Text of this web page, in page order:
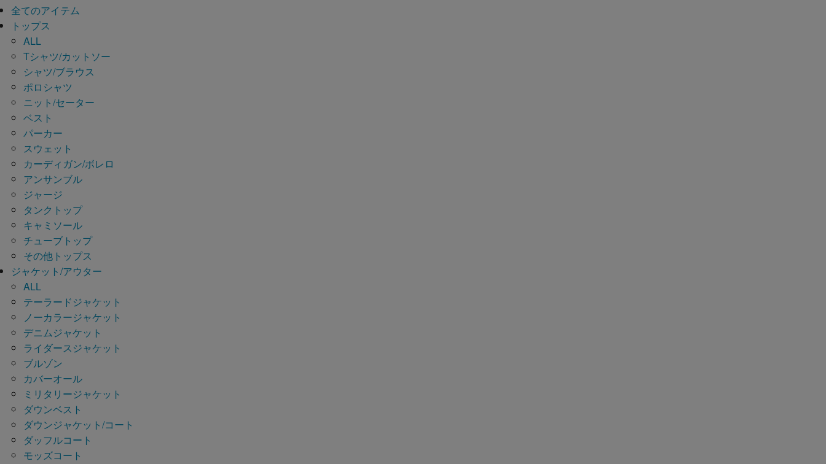
全てのアイテム
トップス
ALL
Tシャツ/カットソー
シャツ/ブラウス
ポロシャツ
ニット/セーター
ベスト
パーカー
スウェット
カーディガン/ボレロ
アンサンブル
ジャージ
タンクトップ
キャミソール
チューブトップ
その他トップス
ジャケット/アウター
ALL
テーラードジャケット
ノーカラージャケット
デニムジャケット
ライダースジャケット
ブルゾン
カバーオール
ミリタリージャケット
ダウンベスト
ダウンジャケット/コート
ダッフルコート
モッズコート